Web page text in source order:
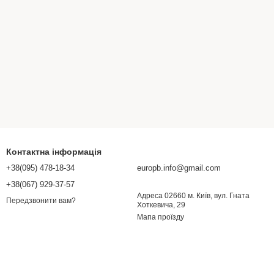
Контактна інформація
+38(095) 478-18-34
+38(067) 929-37-57
Передзвонити вам?
europb.info@gmail.com
Адреса 02660 м. Київ, вул. Гната
Хоткевича, 29
Мапа проїзду